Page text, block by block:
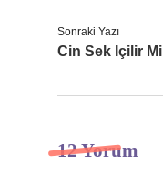
Sonraki Yazı
Cin Sek Içilir Mi
12 Yorum